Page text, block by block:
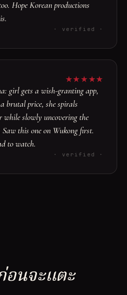
Hope Korean productions
· verified ·
★★ ★ ★★
girl gets a wish-granting app,
brutal price, she spirals
while slowly uncovering the
this one on Wukong first.
to watch.
· verified ·
อนจะแตะ